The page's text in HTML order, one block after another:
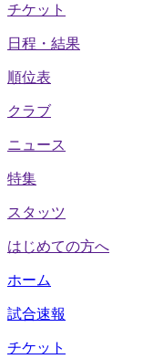
チケット
日程・結果
順位表
クラブ
ニュース
特集
スタッツ
はじめての方へ
ホーム
試合速報
チケット